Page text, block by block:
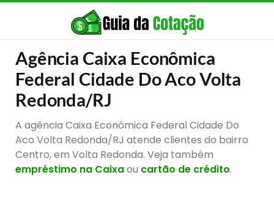
Agência Caixa Econômica
Federal Cidade Do Aco Volta
Redonda/RJ
A agência Caixa Econômica Federal Cidade Do
Aco Volta Redonda/RJ atende clientes do bairro
Centro, em Volta Redonda. Veja também
empréstimo na Caixaou cartão de crédito.